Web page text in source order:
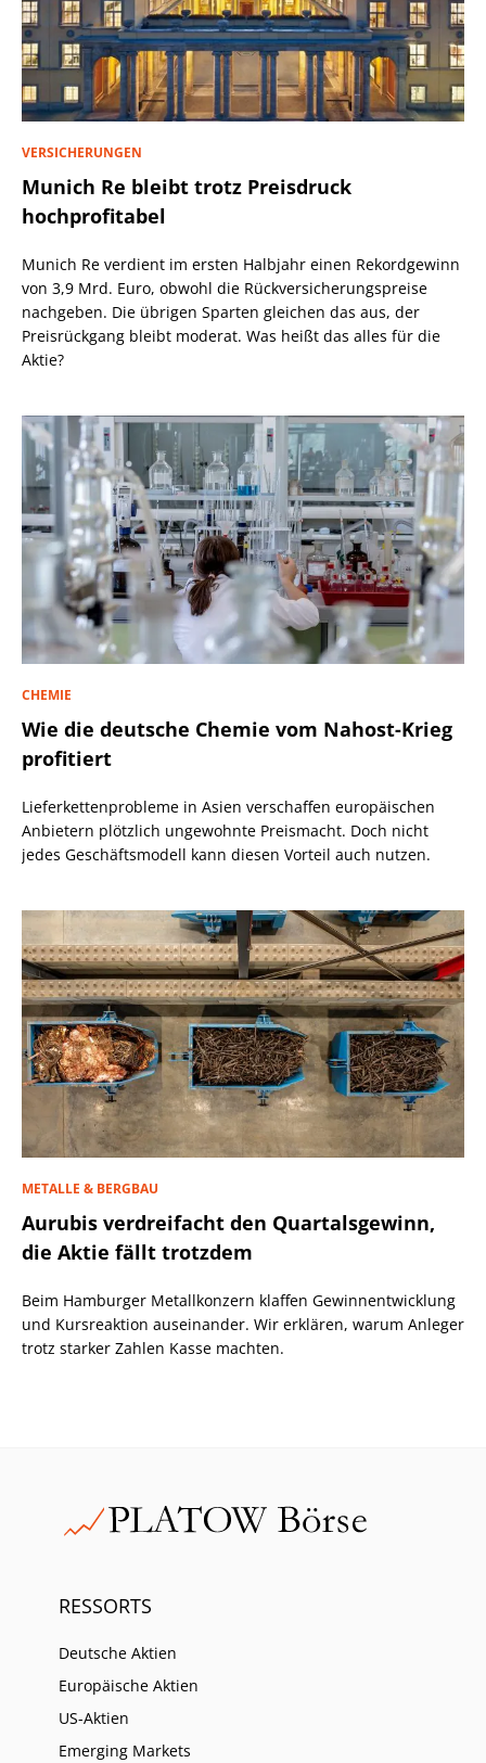
VERSICHERUNGEN
Munich Re bleibt trotz Preisdruck
hochprofitabel
Munich Re verdient im ersten Halbjahr einen Rekordgewinn
von 3,9 Mrd. Euro, obwohl die Rückversicherungspreise
nachgeben. Die übrigen Sparten gleichen das aus, der
Preisrückgang bleibt moderat. Was heißt das alles für die
Aktie?
CHEMIE
Wie die deutsche Chemie vom Nahost-Krieg
profitiert
Lieferkettenprobleme in Asien verschaffen europäischen
Anbietern plötzlich ungewohnte Preismacht. Doch nicht
jedes Geschäftsmodell kann diesen Vorteil auch nutzen.
METALLE & BERGBAU
Aurubis verdreifacht den Quartalsgewinn,
die Aktie fällt trotzdem
Beim Hamburger Metallkonzern klaffen Gewinnentwicklung
und Kursreaktion auseinander. Wir erklären, warum Anleger
trotz starker Zahlen Kasse machten.
RESSORTS
Deutsche Aktien
Europäische Aktien
US-Aktien
Emerging Markets